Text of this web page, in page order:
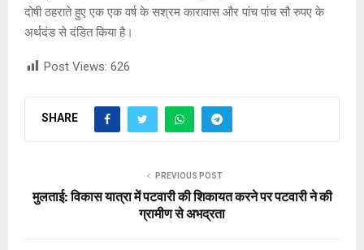
दोषी ठहराते हुए एक एक वर्ष के सश्रम कारावास और पांच पांच सौ रुपए के
अर्थदंड से दंडित किया है।
Post Views: 626
SHARE
PREVIOUS POST
मुलताई: विकास यात्रा में पटवारी की शिकायत करने पर पटवारी ने की
ग्रामीण से अभद्रता